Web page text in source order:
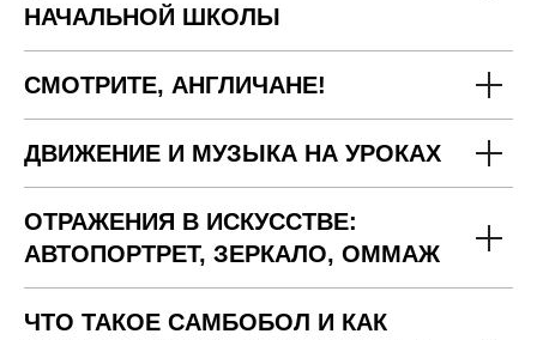
НАЧАЛЬНОЙ ШКОЛЫ
СМОТРИТЕ, АНГЛИЧАНЕ!
ДВИЖЕНИЕ И МУЗЫКА НА УРОКАХ
ОТРАЖЕНИЯ В ИСКУССТВЕ:
АВТОПОРТРЕТ, ЗЕРКАЛО, ОММАЖ
ЧТО ТАКОЕ САМБОБОЛ И КАК